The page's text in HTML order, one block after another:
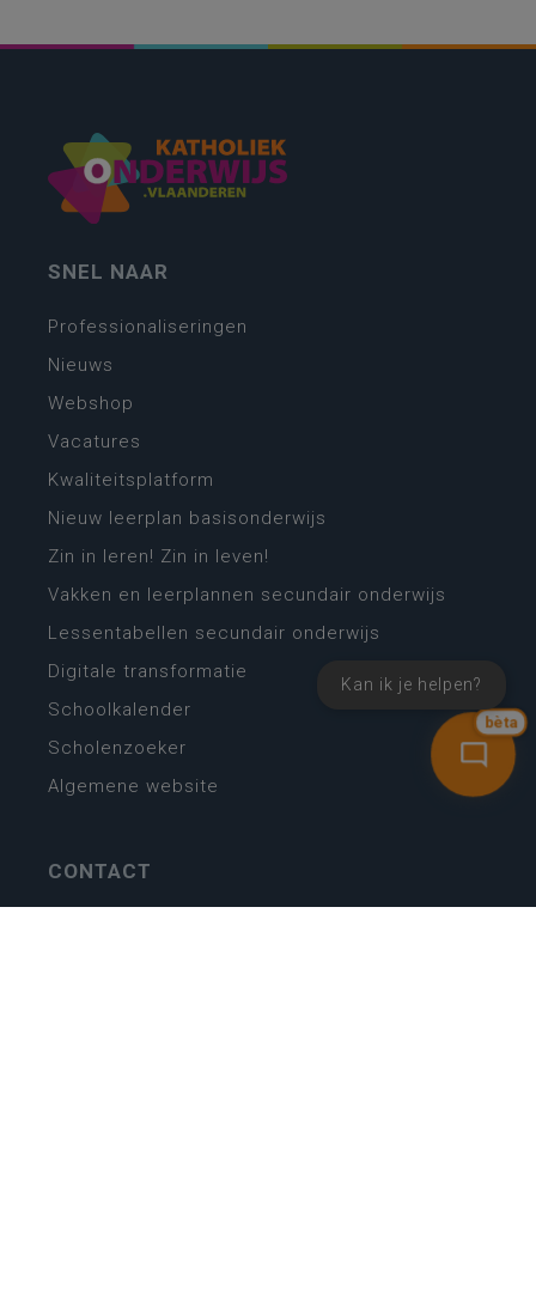
bèta
Kan ik je helpen?
SNEL NAAR
Professionaliseringen
Nieuws
Webshop
Vacatures
Kwaliteitsplatform
Nieuw leerplan basisonderwijs
Zin in leren! Zin in leven!
Vakken en leerplannen secundair onderwijs
Lessentabellen secundair onderwijs
Digitale transformatie
Schoolkalender
Scholenzoeker
Algemene website
CONTACT